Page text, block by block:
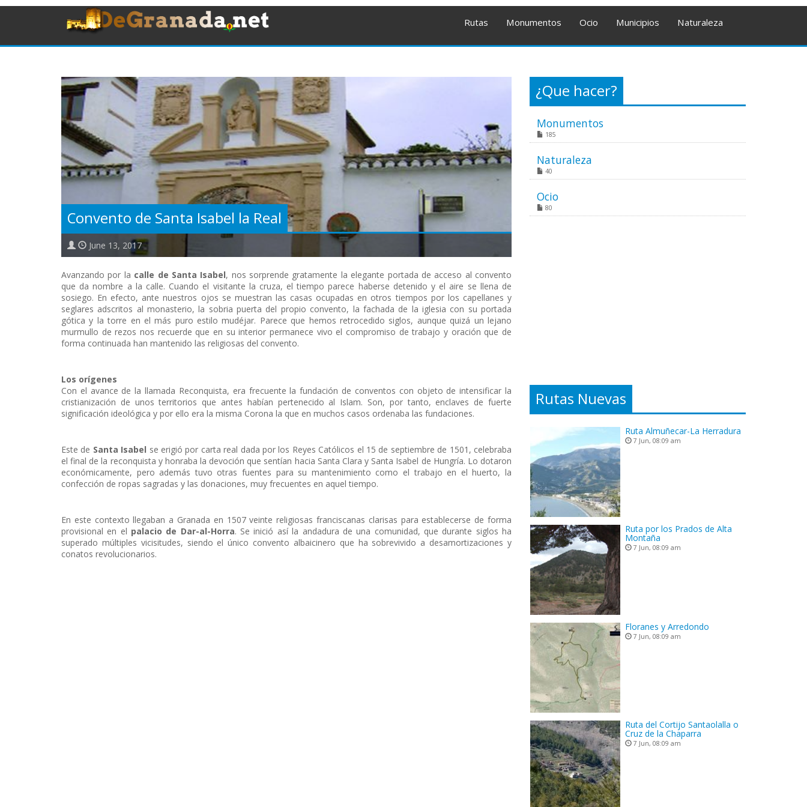
Rutas Monumentos Ocio Municipios Naturaleza
Convento de Santa Isabel la Real
June 13, 2017
Avanzando por la calle de Santa Isabel, nos sorprende gratamente la elegante portada de acceso al convento
que da nombre a la calle. Cuando el visitante la cruza, el tiempo parece haberse detenido y el aire se llena de
sosiego. En efecto, ante nuestros ojos se muestran las casas ocupadas en otros tiempos por los capellanes y
seglares adscritos al monasterio, la sobria puerta del propio convento, la fachada de la iglesia con su portada
gótica y la torre en el más puro estilo mudéjar. Parece que hemos retrocedido siglos, aunque quizá un lejano
murmullo de rezos nos recuerde que en su interior permanece vivo el compromiso de trabajo y oración que de
forma continuada han mantenido las religiosas del convento.
Los orígenes
Con el avance de la llamada Reconquista, era frecuente la fundación de conventos con objeto de intensificar la
cristianización de unos territorios que antes habían pertenecido al Islam. Son, por tanto, enclaves de fuerte
significación ideológica y por ello era la misma Corona la que en muchos casos ordenaba las fundaciones.
Este de Santa Isabel se erigió por carta real dada por los Reyes Católicos el 15 de septiembre de 1501, celebraba
el final de la reconquista y honraba la devoción que sentían hacia Santa Clara y Santa Isabel de Hungría. Lo dotaron
económicamente, pero además tuvo otras fuentes para su mantenimiento como el trabajo en el huerto, la
confección de ropas sagradas y las donaciones, muy frecuentes en aquel tiempo.
En este contexto llegaban a Granada en 1507 veinte religiosas franciscanas clarisas para establecerse de forma
provisional en el palacio de Dar-al-Horra. Se inició así la andadura de una comunidad, que durante siglos ha
superado múltiples vicisitudes, siendo el único convento albaicinero que ha sobrevivido a desamortizaciones y
conatos revolucionarios.
¿Que hacer?
Monumentos
185
Naturaleza
40
Ocio
80
Rutas Nuevas
Ruta Almuñecar-La Herradura
7 Jun, 08:09 am
Ruta por los Prados de Alta
Montaña
7 Jun, 08:09 am
Floranes y Arredondo
7 Jun, 08:09 am
Ruta del Cortijo Santaolalla o
Cruz de la Chaparra
7 Jun, 08:09 am